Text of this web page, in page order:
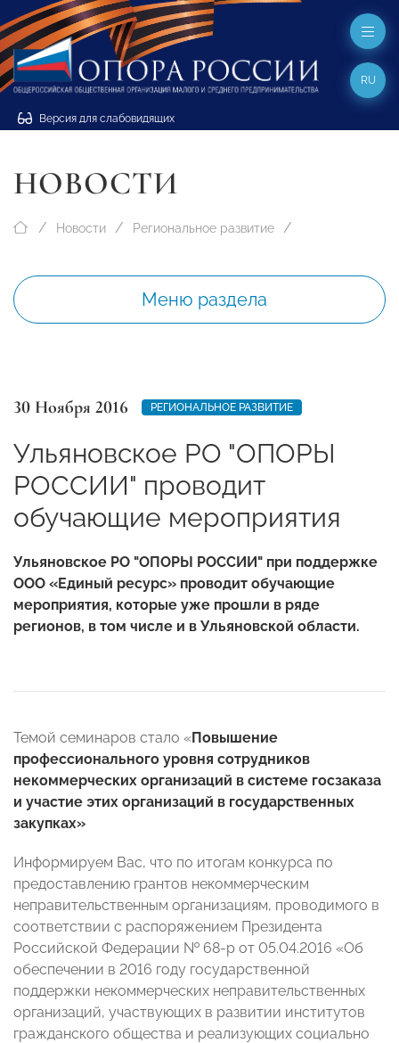
Версия для слабовидящих
RU
НОВОСТИ
Новости Региональное развитие
Меню раздела
30 Ноября 2016 РЕГИОНАЛЬНОЕ РАЗВИТИЕ
Ульяновское РО "ОПОРЫ
РОССИИ" проводит
обучающие мероприятия
Ульяновское РО "ОПОРЫ РОССИИ" при поддержке
ООО «Единый ресурс» проводит обучающие
мероприятия, которые уже прошли в ряде
регионов, в том числе и в Ульяновской области.
Темой семинаров стало «Повышение
профессионального уровня сотрудников
некоммерческих организаций в системе госзаказа
и участие этих организаций в государственных
закупках»
Информируем Вас, что по итогам конкурса по
предоставлению грантов некоммерческим
неправительственным организациям, проводимого в
соответствии с распоряжением Президента
Российской Федерации № 68-р от 05.04.2016 «Об
обеспечении в 2016 году государственной
поддержки некоммерческих неправительственных
организаций, участвующих в развитии институтов
гражданского общества и реализующих социально